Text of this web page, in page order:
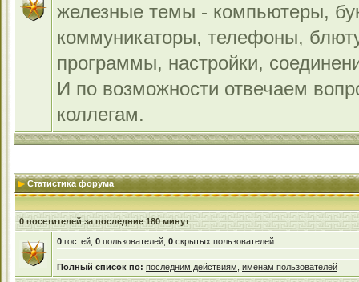
железные темы - компьютеры,
коммуникаторы, телефоны,
программы, настройки,
И по возможности отвечаем
коллегам.
Статистика форума
0 посетителей за последние 180 минут
0 гостей, 0 пользователей, 0 скрытых пользователей
Полный список по: последним действиям именам пользователей